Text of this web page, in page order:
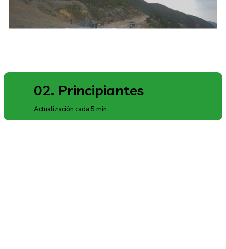
02. Principiantes
Actualización cada 5 min.